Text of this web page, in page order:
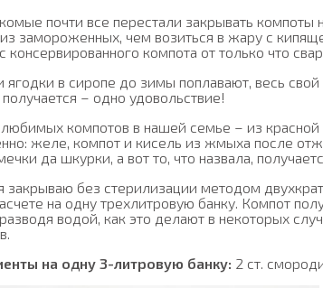
почти все перестали закрывать компоты
из замороженных, чем возиться в жару с
консервированного компота от только что
ягодки в сиропе до зимы поплавают, весь свой
– одно удовольствие!
компотов в нашей семье – из
желе, компот и кисель из жмыха после
да шкурки, а вот то, что назвала,
закрываю без стерилизации методом
на одну трехлитровую банку. Компот
водой, как это делают в некоторых
на одну 3-литровую банку: 2 ст.